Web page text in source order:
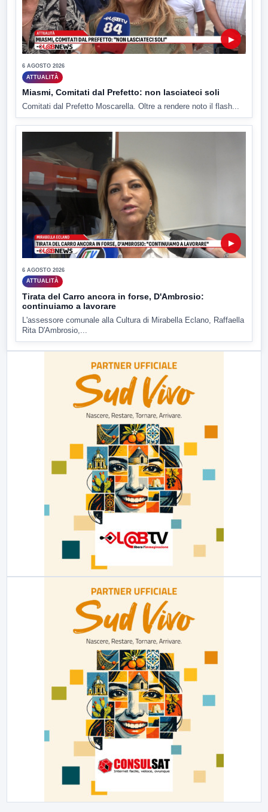
▶
6 AGOSTO 2026
ATTUALITÀ
Miasmi, Comitati dal Prefetto: non lasciateci soli
Comitati dal Prefetto Moscarella. Oltre a rendere noto il flash...
▶
6 AGOSTO 2026
ATTUALITÀ
Tirata del Carro ancora in forse, D'Ambrosio:
continuiamo a lavorare
L'assessore comunale alla Cultura di Mirabella Eclano, Raffaella
Rita D'Ambrosio,...